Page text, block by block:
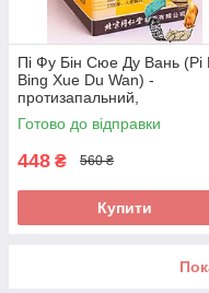
Пі Фу Бін Сюе Ду Вань (Pi
Bing Xue Du Wan) -
протизапальний,
протиалергічний,
протисвербіжний,
Готово до відправки
448 ₴ 560 ₴
Купити